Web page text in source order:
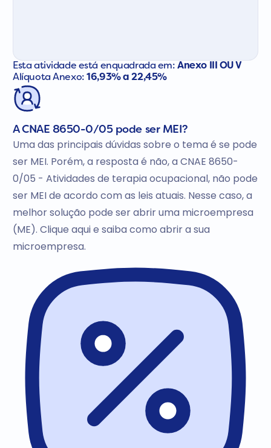
Esta atividade está enquadrada em:Anexo III OU V
Alíquota Anexo:16,93% a 22,45%
A CNAE 8650-0/05 pode ser MEI?
Uma das principais dúvidas sobre o tema é se pode
ser MEI. Porém, a resposta é não, a CNAE 8650-
0/05 - Atividades de terapia ocupacional, não pode
ser MEI de acordo com as leis atuais. Nesse caso, a
melhor solução pode ser abrir uma microempresa
(ME). Clique aqui e saiba como abrir a sua
microempresa.